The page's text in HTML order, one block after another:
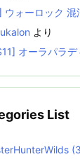
ウォーロック
より
オーラパラデ
List